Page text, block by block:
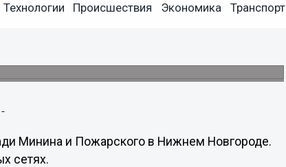
Технологии Происшествия Экономика Транспорт
на площади Минина и
Минина и Пожарского в Нижнем Новгороде.
сетях.